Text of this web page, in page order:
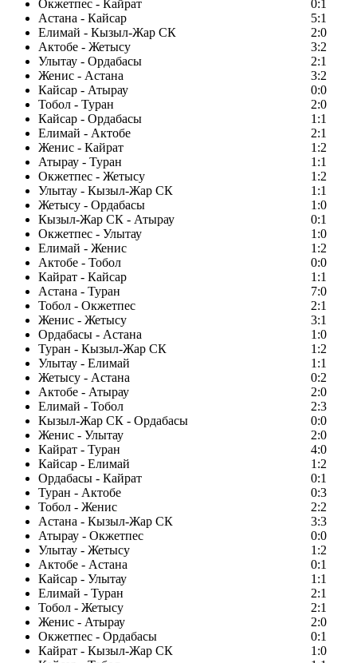
Окжетпес - Кайрат
0:1
Астана - Кайсар
5:1
Елимай - Кызыл-Жар СК
2:0
Актобе - Жетысу
3:2
Улытау - Ордабасы
2:1
Женис - Астана
3:2
Кайсар - Атырау
0:0
Тобол - Туран
2:0
Кайсар - Ордабасы
1:1
Елимай - Актобе
2:1
Женис - Кайрат
1:2
Атырау - Туран
1:1
Окжетпес - Жетысу
1:2
Улытау - Кызыл-Жар СК
1:1
Жетысу - Ордабасы
1:0
Кызыл-Жар СК - Атырау
0:1
Окжетпес - Улытау
1:0
Елимай - Женис
1:2
Актобе - Тобол
0:0
Кайрат - Кайсар
1:1
Астана - Туран
7:0
Тобол - Окжетпес
2:1
Женис - Жетысу
3:1
Ордабасы - Астана
1:0
Туран - Кызыл-Жар СК
1:2
Улытау - Елимай
1:1
Жетысу - Астана
0:2
Актобе - Атырау
2:0
Елимай - Тобол
2:3
Кызыл-Жар СК - Ордабасы
0:0
Женис - Улытау
2:0
Кайрат - Туран
4:0
Кайсар - Елимай
1:2
Ордабасы - Кайрат
0:1
Туран - Актобе
0:3
Тобол - Женис
2:2
Астана - Кызыл-Жар СК
3:3
Атырау - Окжетпес
0:0
Улытау - Жетысу
1:2
Актобе - Астана
0:1
Кайсар - Улытау
1:1
Елимай - Туран
2:1
Тобол - Жетысу
2:1
Женис - Атырау
2:0
Окжетпес - Ордабасы
0:1
Кайрат - Кызыл-Жар СК
1:0